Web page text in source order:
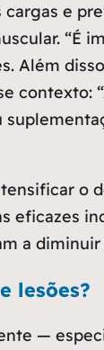
e
“É
Além
contexto:
o
eficazes
a
lesões?
—